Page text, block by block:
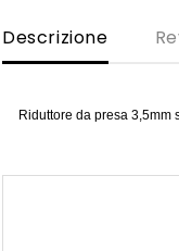
Descrizione
Riduttore da presa 3,5mm